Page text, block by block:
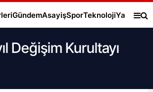
GündemAsayişSporTeknolojiYaşam
Değişim Kurultayı